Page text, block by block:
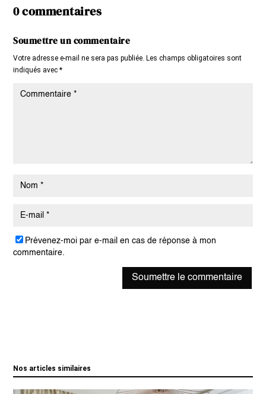
0 commentaires
Soumettre un commentaire
Votre adresse e-mail ne sera pas publiée. Les champs obligatoires sont
indiqués avec*
Prévenez-moi par e-mail en cas de réponse à mon
commentaire.
Soumettre le commentaire
Nos articles similaires